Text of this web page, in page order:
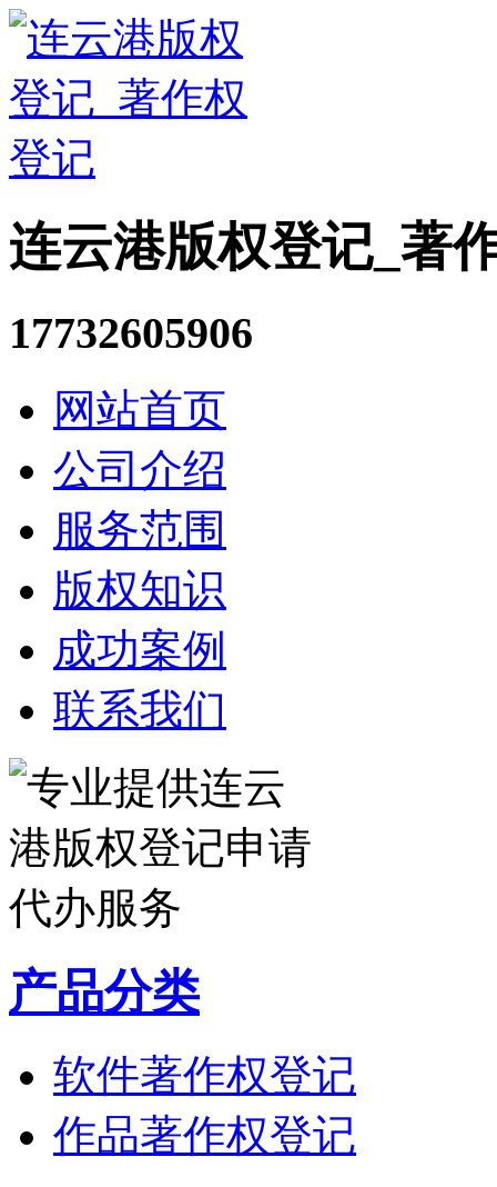
连云港版权登记_著
17732605906
网站首页
公司介绍
服务范围
版权知识
成功案例
联系我们
产品分类
软件著作权登记
作品著作权登记